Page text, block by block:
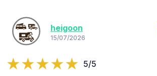
heigoon
15/07/2026
5/5